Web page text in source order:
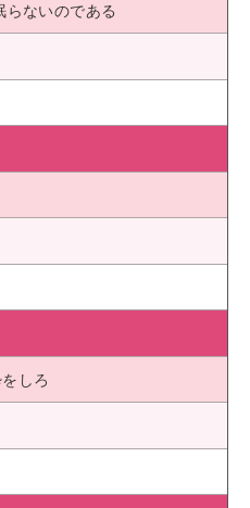
らないのである
しろ